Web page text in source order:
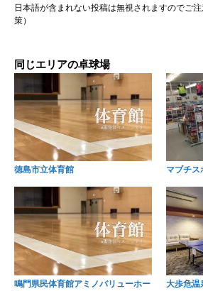
日本語が含まれない投稿は無視されますのでご
策）
同じエリアの卓球場
徳島市立体育館 マブチス
鳴門県民体育館アミノバリューホー
大歩危温